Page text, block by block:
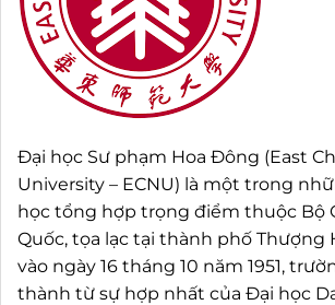
Đại học Sư phạm Hoa Đông (East
University – ECNU) là một trong
học tổng hợp trọng điểm thuộc Bộ
Quốc, tọa lạc tại thành phố Thượng
vào ngày 16 tháng 10 năm 1951,
thành từ sự hợp nhất của Đại học